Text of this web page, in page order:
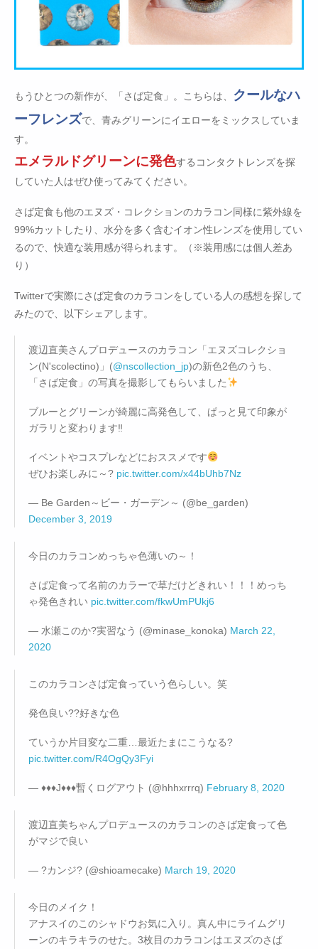
もうひとつの新作が、「さば定食」。こちらは、 クールなハ
ーフレンズで、青みグリーンにイエローをミックスしていま
す。
エメラルドグリーンに発色するコンタクトレンズを探
していた人はぜひ使ってみてください。
さば定食も他のエヌズ・コレクションのカラコン同様に紫外線を
99%カットしたり、水分を多く含むイオン性レンズを使用してい
るので、快適な装用感が得られます。（※装用感には個人差あ
り）
Twitterで実際にさば定食のカラコンをしている人の感想を探して
みたので、以下シェアします。
渡辺直美さんプロデュースのカラコン「エヌズコレクショ
ン(N'scolectino)」(@nscollection_jp)の新色2色のうち、
「さば定食」の写真を撮影してもらいました
ブルーとグリーンが綺麗に高発色して、ぱっと見て印象が
ガラリと変わります‼
イベントやコスプレなどにおススメです
ぜひお楽しみに～? pic.twitter.com/x44bUhb7Nz
— Be Garden～ビー・ガーデン～ (@be_garden)
December 3, 2019
今日のカラコンめっちゃ色薄いの～！
さば定食って名前のカラーで草だけどきれい！！！めっち
ゃ発色きれい pic.twitter.com/fkwUmPUkj6
— 水瀬このか?実習なう (@minase_konoka) March 22,
2020
このカラコンさば定食っていう色らしい。笑
発色良い??好きな色
ていうか片目変な二重…最近たまにこうなる?
pic.twitter.com/R4OgQy3Fyi
— ♦♦♦J♦♦♦暫くログアウト (@hhhxrrrq) February 8, 2020
渡辺直美ちゃんプロデュースのカラコンのさば定食って色
がマジで良い
— ?カンジ? (@shioamecake) March 19, 2020
今日のメイク！
アナスイのこのシャドウお気に入り。真ん中にライムグリ
ーンのキラキラのせた。3枚目のカラコンはエヌズのさば